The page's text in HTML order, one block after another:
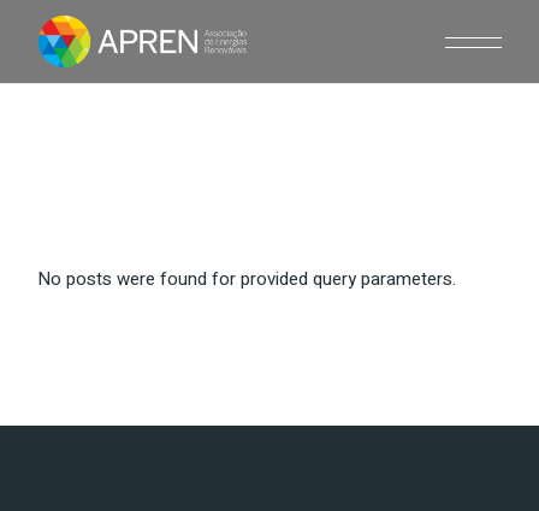
content
No posts were found for provided query parameters.